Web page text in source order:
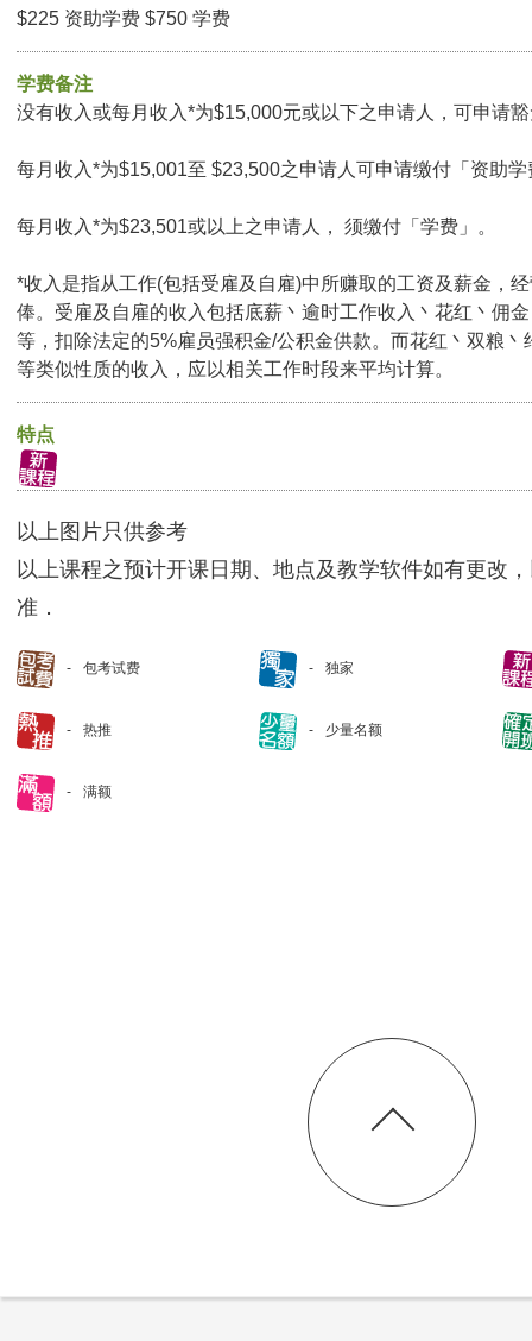
$225 资助学费 $750 学费
学费备注
没有收入或每月收入*为$15,000元或以下之申请人，可申请
每月收入*为$15,001至 $23,500之申请人可申请缴付「资助学
每月收入*为$23,501或以上之申请人， 须缴付「学费」。
*收入是指从工作(包括受雇及自雇)中所赚取的工资及薪金，
俸。受雇及自雇的收入包括底薪丶逾时工作收入丶花红丶佣
等，扣除法定的5%雇员强积金/公积金供款。而花红丶双粮丶
等类似性质的收入，应以相关工作时段来平均计算。
特点
以上图片只供参考
以上课程之预计开课日期、地点及教学软件如有更改
准．
包考试费 独家
热推 少量名额
满额